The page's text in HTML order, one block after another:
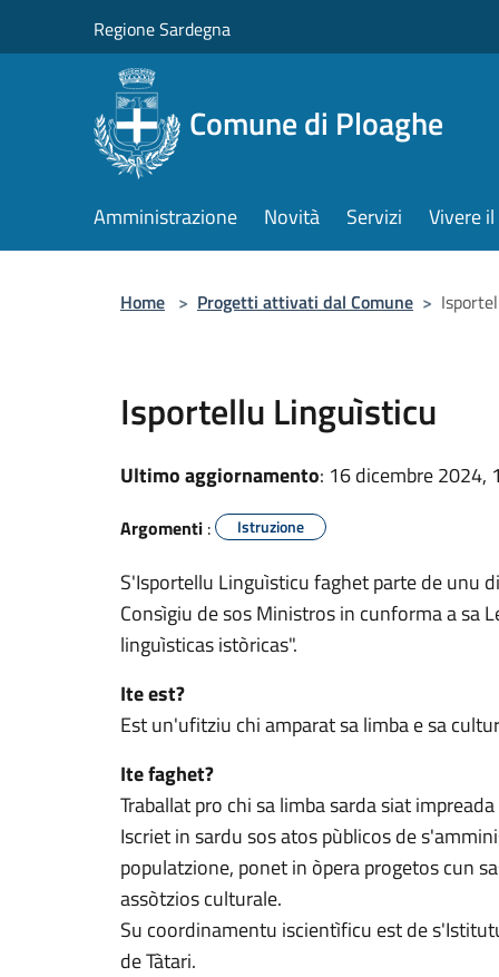
Regione Sardegna
Comune di Ploaghe
Amministrazione Novità Servizi Vivere
Home > Progetti attivati dal Comune >
Isportellu Linguìsticu
Ultimo aggiornamento: 16 dicembre 2024,
Argomenti : Istruzione
S'Isportellu Linguìsticu faghet parte de unu
Consìgiu de sos Ministros in cunforma a sa
linguìsticas istòricas".
Ite est?
Est un'ufitziu chi amparat sa limba e sa
Ite faghet?
Traballat pro chi sa limba sarda siat
Iscriet in sardu sos atos pùblicos de
populatzione, ponet in òpera progetos cun
assòtzios culturale.
Su coordinamentu iscientìficu est de
de Tàtari.